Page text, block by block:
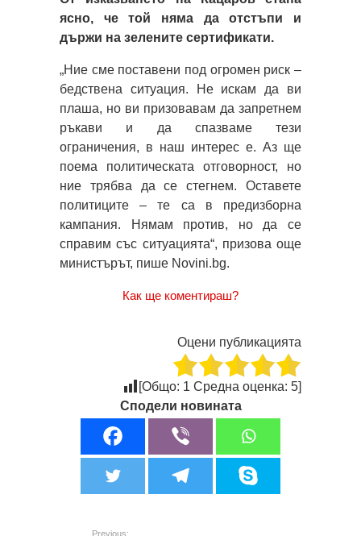
ясно, че той няма да отстъпи и
държи на зелените сертификати.
„Ние сме поставени под огромен риск –
бедствена ситуация. Не искам да ви
плаша, но ви призовавам да запретнем
ръкави и да спазваме тези
ограничения, в наш интерес е. Аз ще
поема политическата отговорност, но
ние трябва да се стегнем. Оставете
политиците – те са в предизборна
кампания. Нямам против, но да се
справим със ситуацията“, призова още
министърът, пише Novini.bg.
Как ще коментираш?
Оцени публикацията
[Общо: 1 Средна оценка: 5]
Сподели новината
Previous: